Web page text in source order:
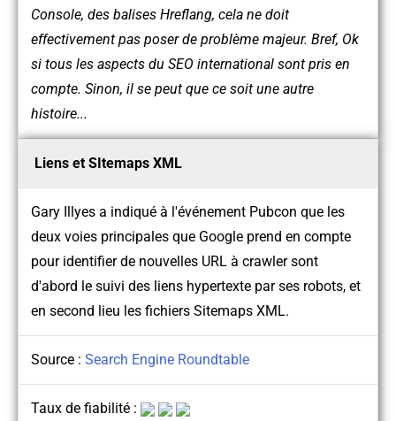
Console, des balises Hreflang, cela ne doit
effectivement pas poser de problème majeur. Bref, Ok
si tous les aspects du SEO international sont pris en
compte. Sinon, il se peut que ce soit une autre
histoire...
Liens et SItemaps XML
Gary Illyes a indiqué à l'événement Pubcon que les
deux voies principales que Google prend en compte
pour identifier de nouvelles URL à crawler sont
d'abord le suivi des liens hypertexte par ses robots, et
en second lieu les fichiers Sitemaps XML.
Source : Search Engine Roundtable
Taux de fiabilité :